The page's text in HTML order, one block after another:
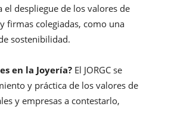
el despliegue de los valores de
firmas colegiadas, como una
sostenibilidad.
en la Joyería? El JORGC se
y práctica de los valores de
y empresas a contestarlo,